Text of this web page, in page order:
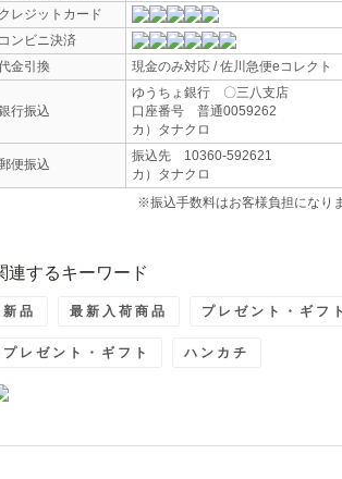
クレジットカード
コンビニ決済
金引換
現金のみ対応 / 佐川急便eコレクト
行振込
ゆうちょ銀行 〇三八支店
口座番号 普通0059262
カ）タナクロ
便振込
振込先 10360-592621
カ）タナクロ
※振込手数料はお客様負担になりま
連するキーワード
新品 最新入荷商品 プレゼント・ギフト
プレゼント・ギフト ハンカチ